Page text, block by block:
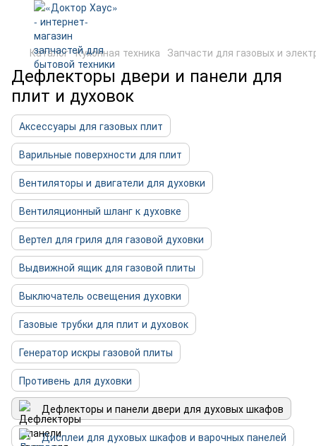
Каталог Кухонная техника Запчасти для газовых и
Дефлекторы двери и панели для
плит и духовок
Аксессуары для газовых плит
Варильные поверхности для плит
Вентиляторы и двигатели для духовки
Вентиляционный шланг к духовке
Вертел для гриля для газовой духовки
Выдвижной ящик для газовой плиты
Выключатель освещения духовки
Газовые трубки для плит и духовок
Генератор искры газовой плиты
Противень для духовки
Дефлекторы и панели двери для духовых шкафов
Дисплеи для духовых шкафов и варочных панелей